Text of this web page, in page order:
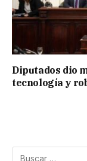
Diputados dio
tecnología y